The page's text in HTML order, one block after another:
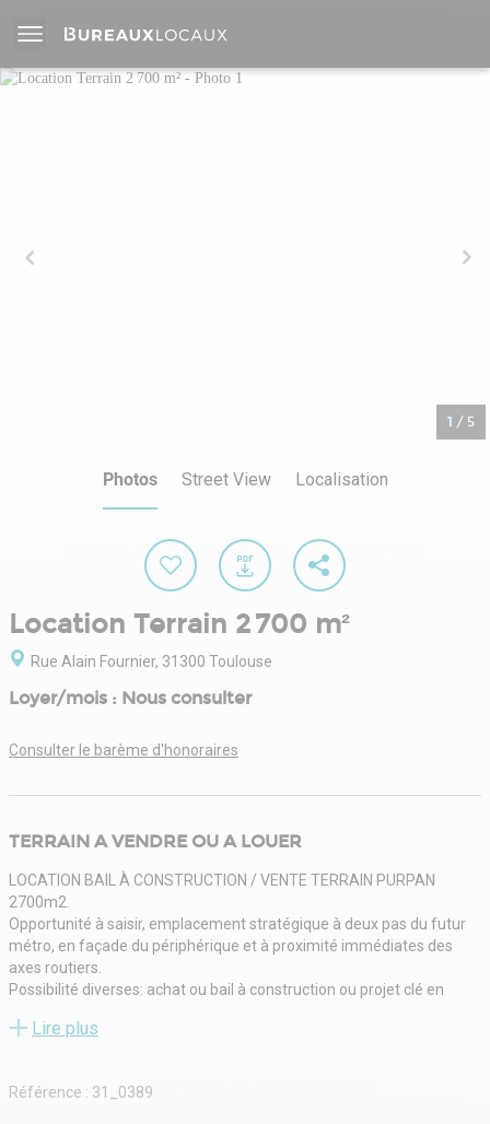
1 / 5
Photos Street View Localisation
Location Terrain 2 700 m²
Rue Alain Fournier, 31300 Toulouse
Loyer/mois : Nous consulter
Consulter le barème d'honoraires
TERRAIN A VENDRE OU A LOUER
LOCATION BAIL À CONSTRUCTION / VENTE TERRAIN PURPAN
2700m2.
Opportunité à saisir, emplacement stratégique à deux pas du futur
métro, en façade du périphérique et à proximité immédiates des
axes routiers.
Possibilité diverses: achat ou bail à construction ou projet clé en
Nous contactez pour le prix.
02.
Lire plus
Référence : 31_0389